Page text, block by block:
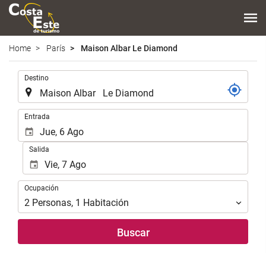
Home París Maison Albar Le Diamond
Introduzca
lugar
de
destino
en
que
realizar
búsqueda
de
Destino
Introduzca
las
fechas
inicio
fin
para
realizar
Entrada
Salida
Ocupación
Ocupación
2 Personas, 1 Habitación
Buscar